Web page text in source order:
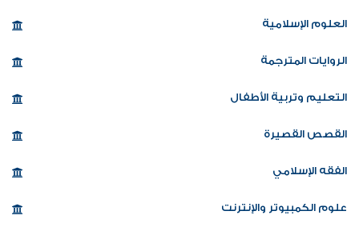
العلوم الإسلامية
الروايات المترجمة
التعليم وتربية الأطفال
القصص القصيرة
الفقه الإسلامي
علوم الكمبيوتر والإنترنت